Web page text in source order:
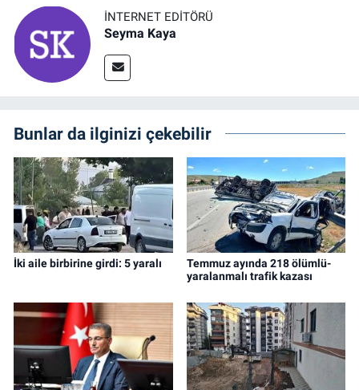
İNTERNET EDITÖRÜ
Seyma Kaya
Bunlar da ilginizi çekebilir
İki aile birbirine girdi: 5 yaralı
Temmuz ayında 218 ölümlü-
yaralanmalı trafik kazası